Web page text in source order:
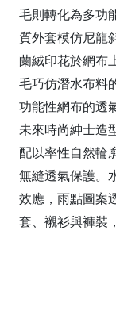
毛則轉化為多功
質外套模仿尼龍
蘭絨印花於網布
毛巧仿潛水布料
功能性網布的透
未來時尚紳士造
配以率性自然輪
無縫透氣保護。
效應，雨點圖案
套、襯衫與褲裝